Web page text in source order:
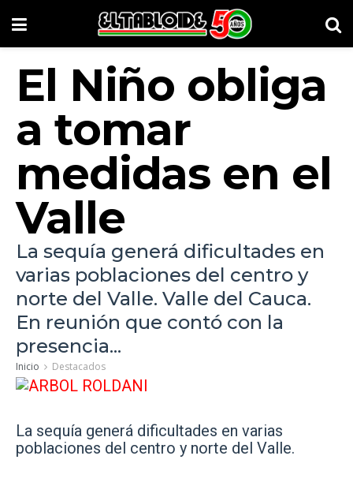
El Niño obliga
a tomar
medidas en el
Valle
La sequía generá dificultades en
varias poblaciones del centro y
norte del Valle. Valle del Cauca.
En reunión que contó con la
presencia...
Inicio Destacados
La sequía generá dificultades en varias
poblaciones del centro y norte del Valle.